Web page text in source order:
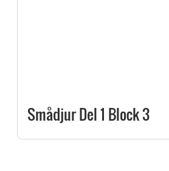
Smådjur Del 1 Block 3